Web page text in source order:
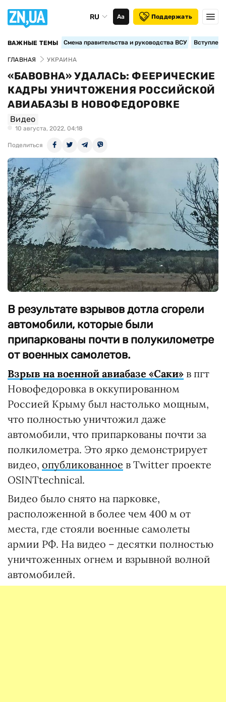
RU Аа Поддержать
ВАЖНЫЕ ТЕМЫ Смена правительства и руководства ВСУ
ГЛАВНАЯ УКРАИНА
«БАВОВНА» УДАЛАСЬ: ФЕЕРИЧЕСКИЕ
КАДРЫ УНИЧТОЖЕНИЯ РОССИЙСКОЙ
АВИАБАЗЫ В НОВОФЕДОРОВКЕ
Видео
10 августа, 2022, 04:18
Поделиться
В результате взрывов дотла сгорели
автомобили, которые были
припаркованы почти в полукилометре
от военных самолетов.
Взрыв на военной авиабазе «Саки» в пгт
Новофедоровка в оккупированном
Россией Крыму был настолько мощным,
что полностью уничтожил даже
автомобили, что припаркованы почти за
полкилометра. Это ярко демонстрирует
видео, опубликованное в Twitter проекте
OSINTtechnical.
Видео было снято на парковке,
расположенной в более чем 400 м от
места, где стояли военные самолеты
армии РФ. На видео – десятки полностью
уничтоженных огнем и взрывной волной
автомобилей.